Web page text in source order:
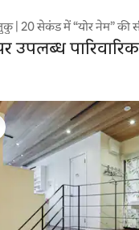
| 20 सेकंड में “योर नेम” की
उपलब्ध